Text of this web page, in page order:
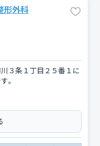
形外科
３条１丁目２５番１に
。